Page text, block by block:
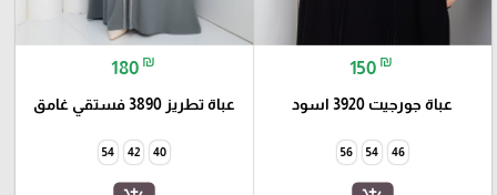
150 ₪
عباة جورجيت 3920 اسود
46
54
56
180 ₪
عباة تطريز 3890 فستقي غامق
40
42
54